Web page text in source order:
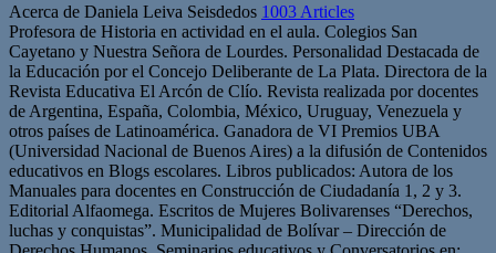
Acerca de Daniela Leiva Seisdedos 1003 Articles
Profesora de Historia en actividad en el aula. Colegios San
Cayetano y Nuestra Señora de Lourdes. Personalidad Destacada de
la Educación por el Concejo Deliberante de La Plata. Directora de la
Revista Educativa El Arcón de Clío. Revista realizada por docentes
de Argentina, España, Colombia, México, Uruguay, Venezuela y
otros países de Latinoamérica. Ganadora de VI Premios UBA
(Universidad Nacional de Buenos Aires) a la difusión de Contenidos
educativos en Blogs escolares. Libros publicados: Autora de los
Manuales para docentes en Construcción de Ciudadanía 1, 2 y 3.
Editorial Alfaomega. Escritos de Mujeres Bolivarenses “Derechos,
luchas y conquistas”. Municipalidad de Bolívar – Dirección de